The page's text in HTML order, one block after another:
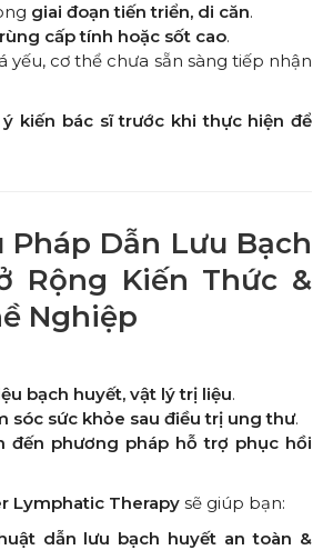
giai đoạn tiến triển, di căn.
cấp tính hoặc sốt cao.
yếu, cơ thể chưa sẵn sàng tiếp nhận
kiến bác sĩ trước khi thực hiện để
Pháp Dẫn Lưu Bạch
Rộng Kiến Thức &
Nghiệp
bạch huyết, vật lý trị liệu.
sóc sức khỏe sau điều trị ung thư.
đến phương pháp hỗ trợ phục hồi
Lymphatic Therapy sẽ giúp bạn:
dẫn lưu bạch huyết an toàn &